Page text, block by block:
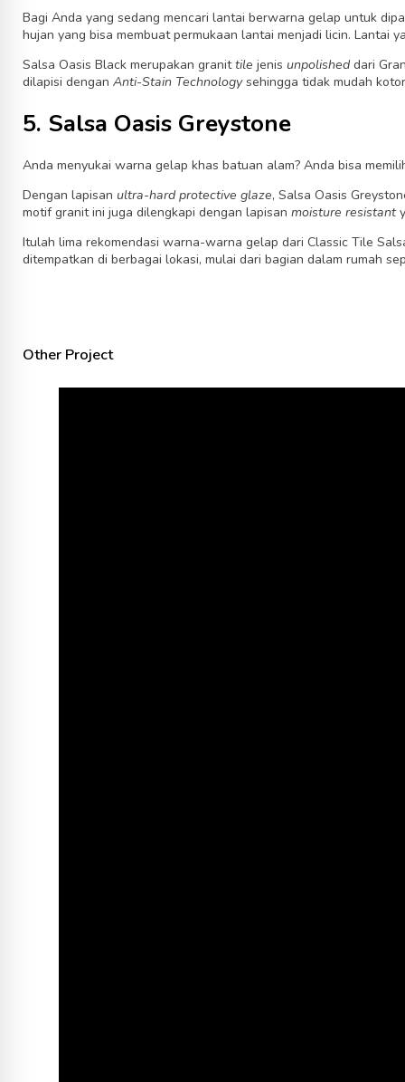
Bagi Anda yang sedang mencari lantai berwarna gelap untuk
hujan yang bisa membuat permukaan lantai menjadi licin. Lantai
Salsa Oasis Black merupakan granittilejenis unpolisheddari
dilapisi denganAnti-Stain Technologysehingga tidak mudah
5. Salsa Oasis Greystone
Anda menyukai warna gelap khas batuan alam? Anda bisa
Dengan lapisan ultra-hard protective glaze, Salsa Oasis
motif granit ini juga dilengkapi dengan lapisanmoisture resistant
Itulah lima rekomendasiwarna-warna gelap dariClassic Tile
ditempatkan di berbagai lokasi, mulai dari bagian dalam rumah
Other Project